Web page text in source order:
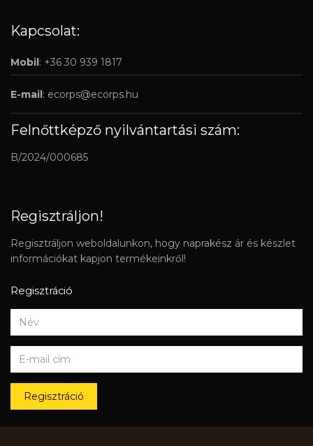
Kapcsolat:
Mobil: +36 30 939 1817
E-mail: ecorps@ecorps.hu
Felnőttképző nyilvántartási szám:
B/2024/000685
Regisztráljon!
Regisztráljon weboldalunkon, hogy naprakész ár és készlet
információkat kapjon termékeinkről!
Regisztráció
Regisztráció